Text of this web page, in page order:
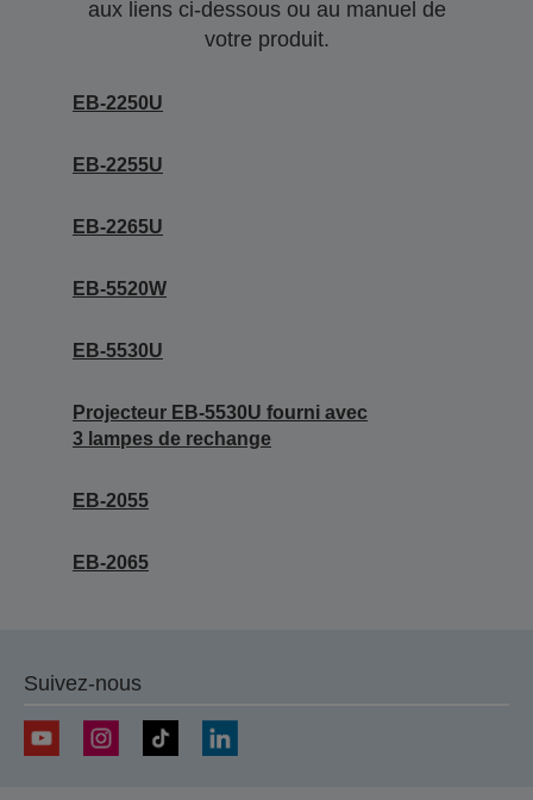
aux liens ci-dessous ou au manuel de
votre produit.
EB-2250U
EB-2255U
EB-2265U
EB-5520W
EB-5530U
Projecteur EB-5530U fourni avec
3 lampes de rechange
EB-2055
EB-2065
Suivez-nous